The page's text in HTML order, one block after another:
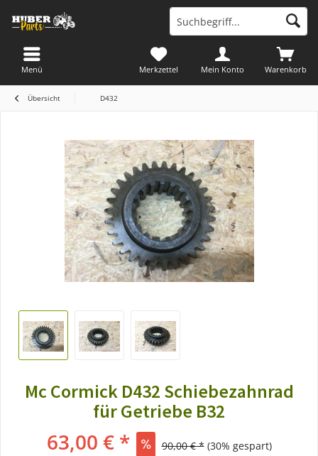
Warenkorb
Merkzettel Mein Konto
Menü
Übersicht D432
Mc Cormick D432 Schiebezahnrad
für Getriebe B32
63,00 € * 90,00 € * (30% gespart)